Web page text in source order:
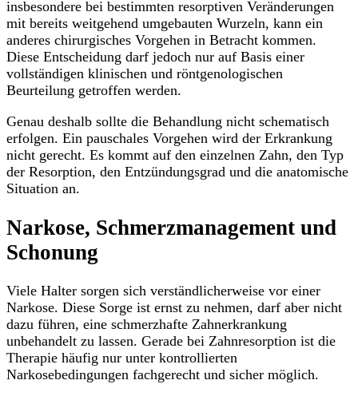
insbesondere bei bestimmten resorptiven Veränderungen
mit bereits weitgehend umgebauten Wurzeln, kann ein
anderes chirurgisches Vorgehen in Betracht kommen.
Diese Entscheidung darf jedoch nur auf Basis einer
vollständigen klinischen und röntgenologischen
Beurteilung getroffen werden.
Genau deshalb sollte die Behandlung nicht schematisch
erfolgen. Ein pauschales Vorgehen wird der Erkrankung
nicht gerecht. Es kommt auf den einzelnen Zahn, den Typ
der Resorption, den Entzündungsgrad und die anatomische
Situation an.
Narkose, Schmerzmanagement und
Schonung
Viele Halter sorgen sich verständlicherweise vor einer
Narkose. Diese Sorge ist ernst zu nehmen, darf aber nicht
dazu führen, eine schmerzhafte Zahnerkrankung
unbehandelt zu lassen. Gerade bei Zahnresorption ist die
Therapie häufig nur unter kontrollierten
Narkosebedingungen fachgerecht und sicher möglich.